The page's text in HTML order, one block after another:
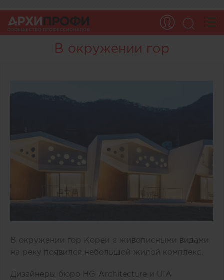
В окружении гор
В окружении гор Кореи с живописными видами
на реку появился небольшой жилой комплекс.
Дизайнеры бюро HG-Architecture и UIA